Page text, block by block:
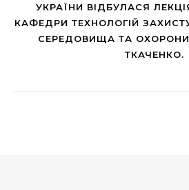
УКРАЇНИ ВІДБУЛАСЯ
КАФЕДРИ ТЕХНОЛОГІЙ
СЕРЕДОВИЩА ТА ОХОРОНИ
ТКАЧЕНКО.